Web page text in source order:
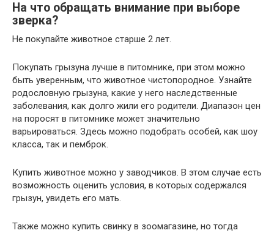
На что обращать внимание при выборе
зверка?
Не покупайте животное старше 2 лет.
Покупать грызуна лучше в питомнике, при этом можно
быть уверенным, что животное чистопородное. Узнайте
родословную грызуна, какие у него наследственные
заболевания, как долго жили его родители. Диапазон цен
на поросят в питомнике может значительно
варьироваться. Здесь можно подобрать особей, как шоу
класса, так и пемброк.
Купить животное можно у заводчиков. В этом случае есть
возможность оценить условия, в которых содержался
грызун, увидеть его мать.
Также можно купить свинку в зоомагазине, но тогда